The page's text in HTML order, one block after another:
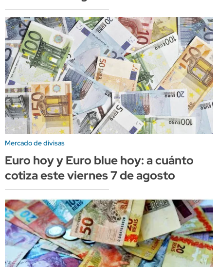
Mercado de divisas
Euro hoy y Euro blue hoy: a cuánto
cotiza este viernes 7 de agosto